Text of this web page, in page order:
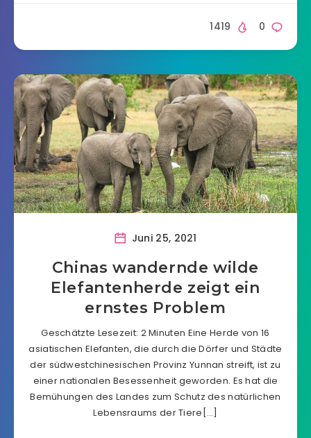
0
1419
Juni 25, 2021
Chinas wandernde wilde
Elefantenherde zeigt ein
ernstes Problem
Geschätzte Lesezeit: 2 Minuten Eine Herde von 16
asiatischen Elefanten, die durch die Dörfer und Städte
der südwestchinesischen Provinz Yunnan streift, ist zu
einer nationalen Besessenheit geworden. Es hat die
Bemühungen des Landes zum Schutz des natürlichen
Lebensraums der Tiere[…]